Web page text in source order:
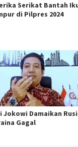
Serikat Bantah
di Pilpres 2024
Jokowi Damaikan
Gagal